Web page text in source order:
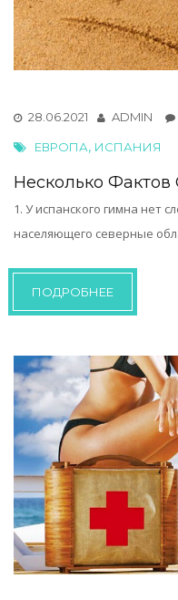
28.06.2021 ADMIN
ЕВРОПА, ИСПАНИЯ
Несколько
1. У испанского гимна нет
населяющего северные
ПОДРОБНЕЕ